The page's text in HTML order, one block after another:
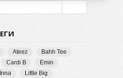
Ateez
Bahh Tee
Cardi B
Emin
Inna
Little Big